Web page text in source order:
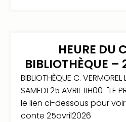
HEURE DU
BIBLIOTHÈQUE –
BIBLIOTHÈQUE C. VERMOREL
SAMEDI 25 AVRIL 11H00 "LE
le lien ci-dessous pour
conte 25avril2026